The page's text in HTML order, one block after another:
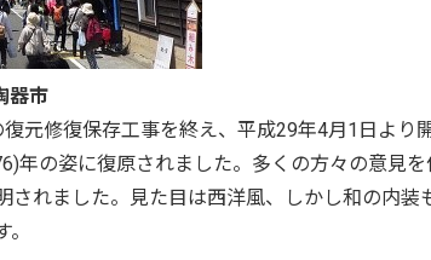
器市
元修復保存工事を終え、平成29年4月1日より
年の姿に復原されました。多くの方々の意見を
されました。見た目は西洋風、しかし和の内装